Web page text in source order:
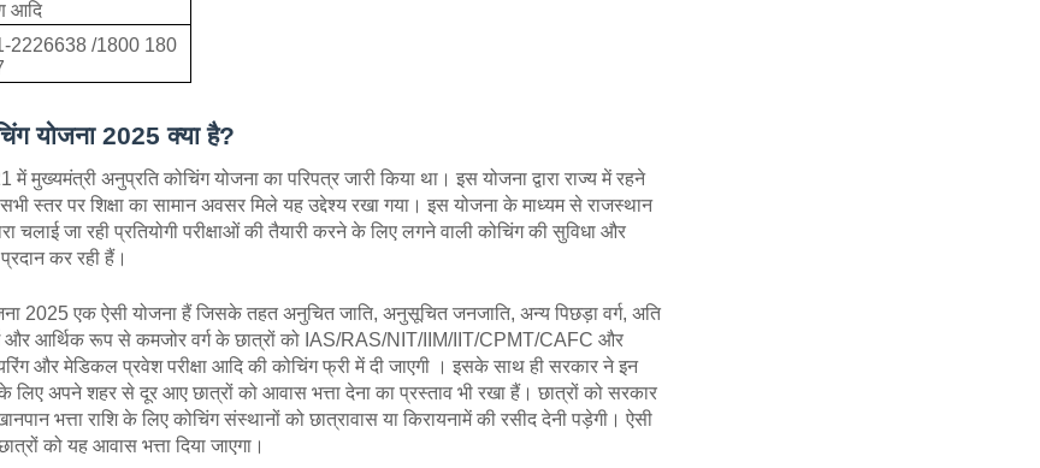
आदि
2226638 /1800 180
योजना 2025 क्या है?
मुख्यमंत्री अनुप्रति कोचिंग योजना का परिपत्र जारी किया था। इस योजना द्वारा राज्य में रहने
सभी स्तर पर शिक्षा का सामान अवसर मिले यह उद्देश्य रखा गया। इस योजना के माध्यम से राजस्थान
चलाई जा रही प्रतियोगी परीक्षाओं की तैयारी करने के लिए लगने वाली कोचिंग की सुविधा और
कर रही हैं।
2025 एक ऐसी योजना हैं जिसके तहत अनुचित जाति, अनुसूचित जनजाति, अन्य पिछड़ा वर्ग, अति
और आर्थिक रूप से कमजोर वर्ग के छात्रों को IAS/RAS/NIT/IIM/IIT/CPMT/CAFC और
और मेडिकल प्रवेश परीक्षा आदि की कोचिंग फ्री में दी जाएगी । इसके साथ ही सरकार ने इन
के लिए अपने शहर से दूर आए छात्रों को आवास भत्ता देना का प्रस्ताव भी रखा हैं। छात्रों को सरकार
भत्ता राशि के लिए कोचिंग संस्थानों को छात्रावास या किरायनामें की रसीद देनी पड़ेगी। ऐसी
को यह आवास भत्ता दिया जाएगा।